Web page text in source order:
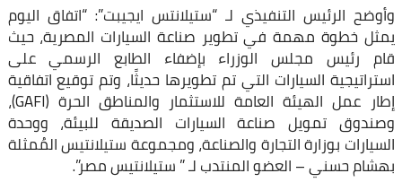
وأوضح الرئيس التنفيذي لـ “ستيلانتس ايجيبت”: “اتفاق اليوم
يمثل خطوة مهمة في تطوير صناعة السيارات المصرية، حيث
قام رئيس مجلس الوزراء بإضفاء الطابع الرسمي على
استراتيجية السيارات التي تم تطويرها حديثًا، وتم توقيع اتفاقية
إطار عمل الهيئة العامة للاستثمار والمناطق الحرة (GAFI)،
وصندوق تمويل صناعة السيارات الصديقة للبيئة، ووحدة
السيارات بوزارة التجارة والصناعة، ومجموعة ستيلانتيس المُمثلة
بهشام حسني – العضو المنتدب لـ ” ستيلانتيس مصر”.